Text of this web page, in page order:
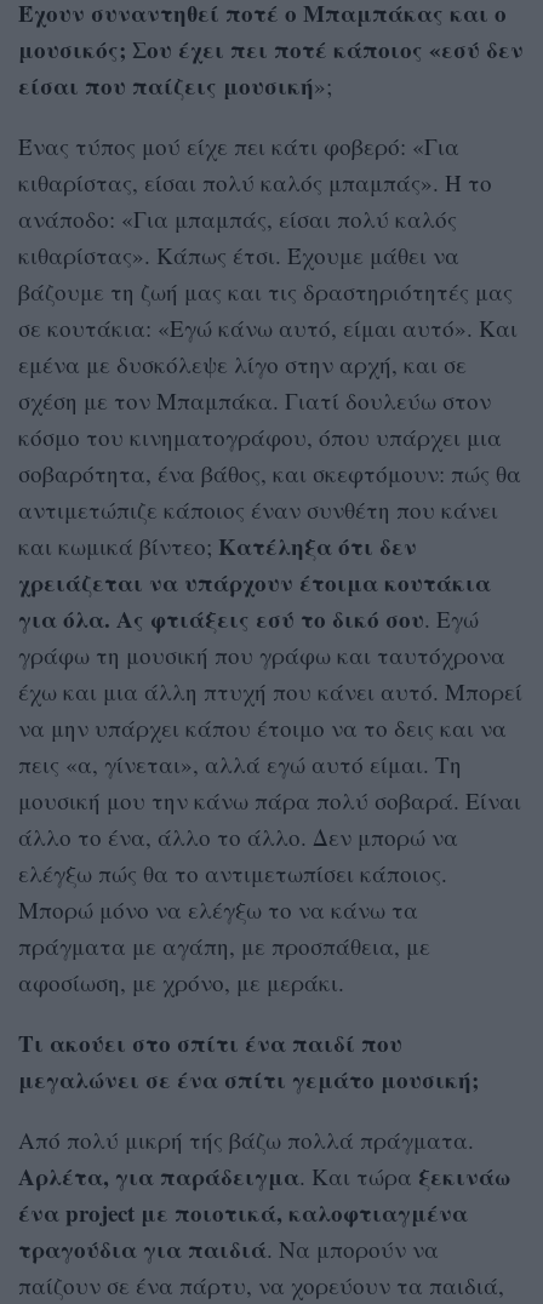
Έχουν συναντηθεί ποτέ ο Μπαμπάκας και ο
μουσικός; Σου έχει πει ποτέ κάποιος «εσύ δεν
είσαι που παίζεις μουσική»;
Ένας τύπος μού είχε πει κάτι φοβερό: «Για
κιθαρίστας, είσαι πολύ καλός μπαμπάς». Ή το
ανάποδο: «Για μπαμπάς, είσαι πολύ καλός
κιθαρίστας». Κάπως έτσι. Έχουμε μάθει να
βάζουμε τη ζωή μας και τις δραστηριότητές μας
σε κουτάκια: «Εγώ κάνω αυτό, είμαι αυτό». Και
εμένα με δυσκόλεψε λίγο στην αρχή, και σε
σχέση με τον Μπαμπάκα. Γιατί δουλεύω στον
κόσμο του κινηματογράφου, όπου υπάρχει μια
σοβαρότητα, ένα βάθος, και σκεφτόμουν: πώς θα
αντιμετώπιζε κάποιος έναν συνθέτη που κάνει
και κωμικά βίντεο; Κατέληξα ότι δεν
χρειάζεται να υπάρχουν έτοιμα κουτάκια
για όλα. Ας φτιάξεις εσύ το δικό σου. Εγώ
γράφω τη μουσική που γράφω και ταυτόχρονα
έχω και μια άλλη πτυχή που κάνει αυτό. Μπορεί
να μην υπάρχει κάπου έτοιμο να το δεις και να
πεις «α, γίνεται», αλλά εγώ αυτό είμαι. Τη
μουσική μου την κάνω πάρα πολύ σοβαρά. Είναι
άλλο το ένα, άλλο το άλλο. Δεν μπορώ να
ελέγξω πώς θα το αντιμετωπίσει κάποιος.
Μπορώ μόνο να ελέγξω το να κάνω τα
πράγματα με αγάπη, με προσπάθεια, με
αφοσίωση, με χρόνο, με μεράκι.
Τι ακούει στο σπίτι ένα παιδί που
μεγαλώνει σε ένα σπίτι γεμάτο μουσική;
Από πολύ μικρή τής βάζω πολλά πράγματα.
Αρλέτα, για παράδειγμα. Και τώρα ξεκινάω
ένα project με ποιοτικά, καλοφτιαγμένα
τραγούδια για παιδιά. Να μπορούν να
παίζουν σε ένα πάρτυ, να χορεύουν τα παιδιά,